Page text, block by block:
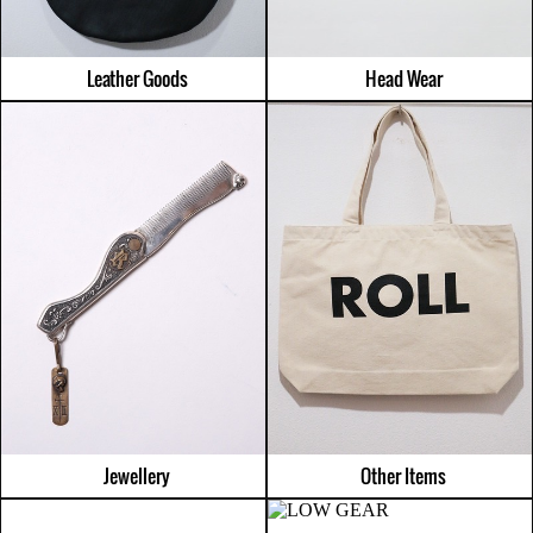
Leather Goods Head Wear
Jewellery Other Items